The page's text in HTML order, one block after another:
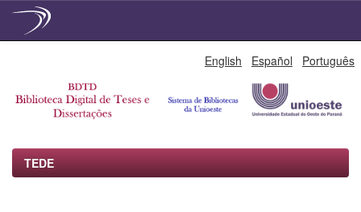
English Español Português
TEDE